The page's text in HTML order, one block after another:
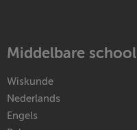
Middelbare school
Wiskunde
Nederlands
Engels